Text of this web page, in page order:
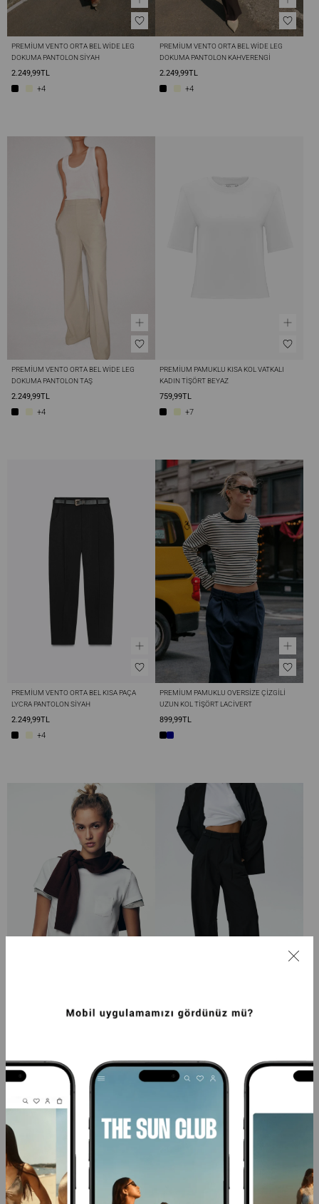
PREMIUM VENTO ORTA BEL WIDE LEG
DOKUMA PANTOLON SIYAH
2.249,99TL
+4
PREMIUM VENTO ORTA BEL WIDE LEG
DOKUMA PANTOLON KAHVERENGI
2.249,99TL
+4
PREMIUM VENTO ORTA BEL WIDE LEG
DOKUMA PANTOLON TAŞ
2.249,99TL
+4
PREMIUM PAMUKLU KISA KOL VATKALI
KADIN TIŞÖRT BEYAZ
759,99TL
+7
PREMIUM VENTO ORTA BEL KISA PAÇA
LYCRA PANTOLON SIYAH
2.249,99TL
+4
PREMIUM PAMUKLU OVERSIZE ÇIZGILI
UZUN KOL TIŞÖRT LACIVERT
899,99TL
PREMIUM CEP DETAYLI KISA KOL
+3
PREMIUM KYBELE ORTA BEL YANDAN
+2